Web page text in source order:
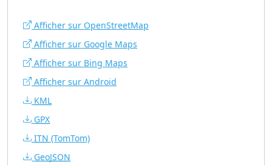
Afficher sur OpenStreetMap
Afficher sur Google Maps
Afficher sur Bing Maps
Afficher sur Android
KML
GPX
ITN (TomTom)
GeoJSON